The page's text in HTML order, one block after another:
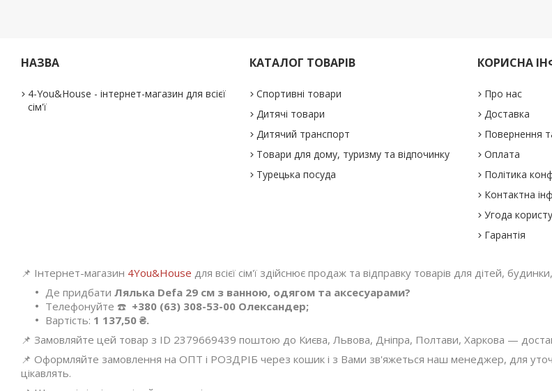
НАЗВА
4-You&House - інтернет-магазин для всієї
сім'ї
КАТАЛОГ ТОВАРІВ
Спортивні товари
Дитячі товари
Дитячий транспорт
Товари для дому, туризму та відпочинку
Турецька посуда
КОРИСНА
Про нас
Доставка
Повернення
Оплата
Політика
Контактна
Угода
Гарантія
📌 Інтернет-магазин 4You&House для всієї сім'ї здійснює продаж та відправку товарів для дітей,
Де придбати Лялька Defa 29 см з ванною, одягом та аксесуарами?
Телефонуйте ☎️ +380 (63) 308-53-00 Олександер;
Вартість: 1 137,50 ₴.
📌 Замовляйте цей товар з ID 2379669439 поштою до Києва, Львова, Дніпра, Полтави, Харкова —
📌 Оформляйте замовлення на ОПТ і РОЗДРІБ через кошик і з Вами зв'яжеться наш менеджер, для
цікавлять.